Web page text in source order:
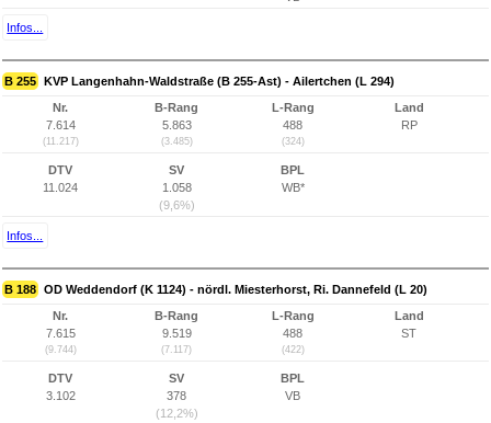
Infos...
B 255 KVP Langenhahn-Waldstraße (B 255-Ast) - Ailertchen (L 294)
Nr.
7.614
(11.217)
B-Rang
5.863
(3.485)
L-Rang
488
(324)
Land
RP
DTV
11.024
SV
1.058
(9,6%)
BPL
WB*
Infos...
B 188 OD Weddendorf (K 1124) - nördl. Miesterhorst, Ri. Dannefeld (L 20)
Nr.
7.615
(9.744)
B-Rang
9.519
(7.117)
L-Rang
488
(422)
Land
ST
DTV
3.102
SV
378
(12,2%)
BPL
VB